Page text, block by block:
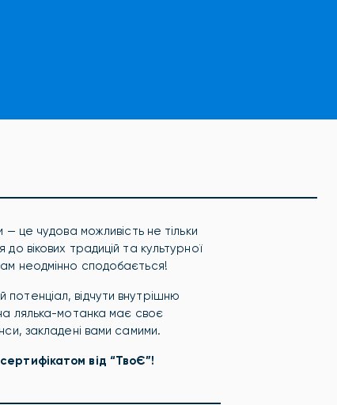
це чудова можливість не тільки
вікових традицій та культурної
неодмінно сподобається!
відчути внутрішню
лялька-мотанка має своє
закладені вами самими.
від “ТвоЄ”!